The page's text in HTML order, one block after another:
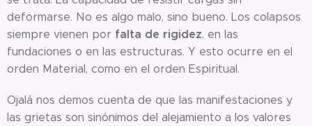
deformarse. No es algo malo, sino bueno. Los colapsos
siempre vienen por falta de rigidez, en las
fundaciones o en las estructuras. Y esto ocurre en el
orden Material, como en el orden Espiritual.
Ojalá nos demos cuenta de que las manifestaciones y
las grietas son sinónimos del alejamiento a los valores